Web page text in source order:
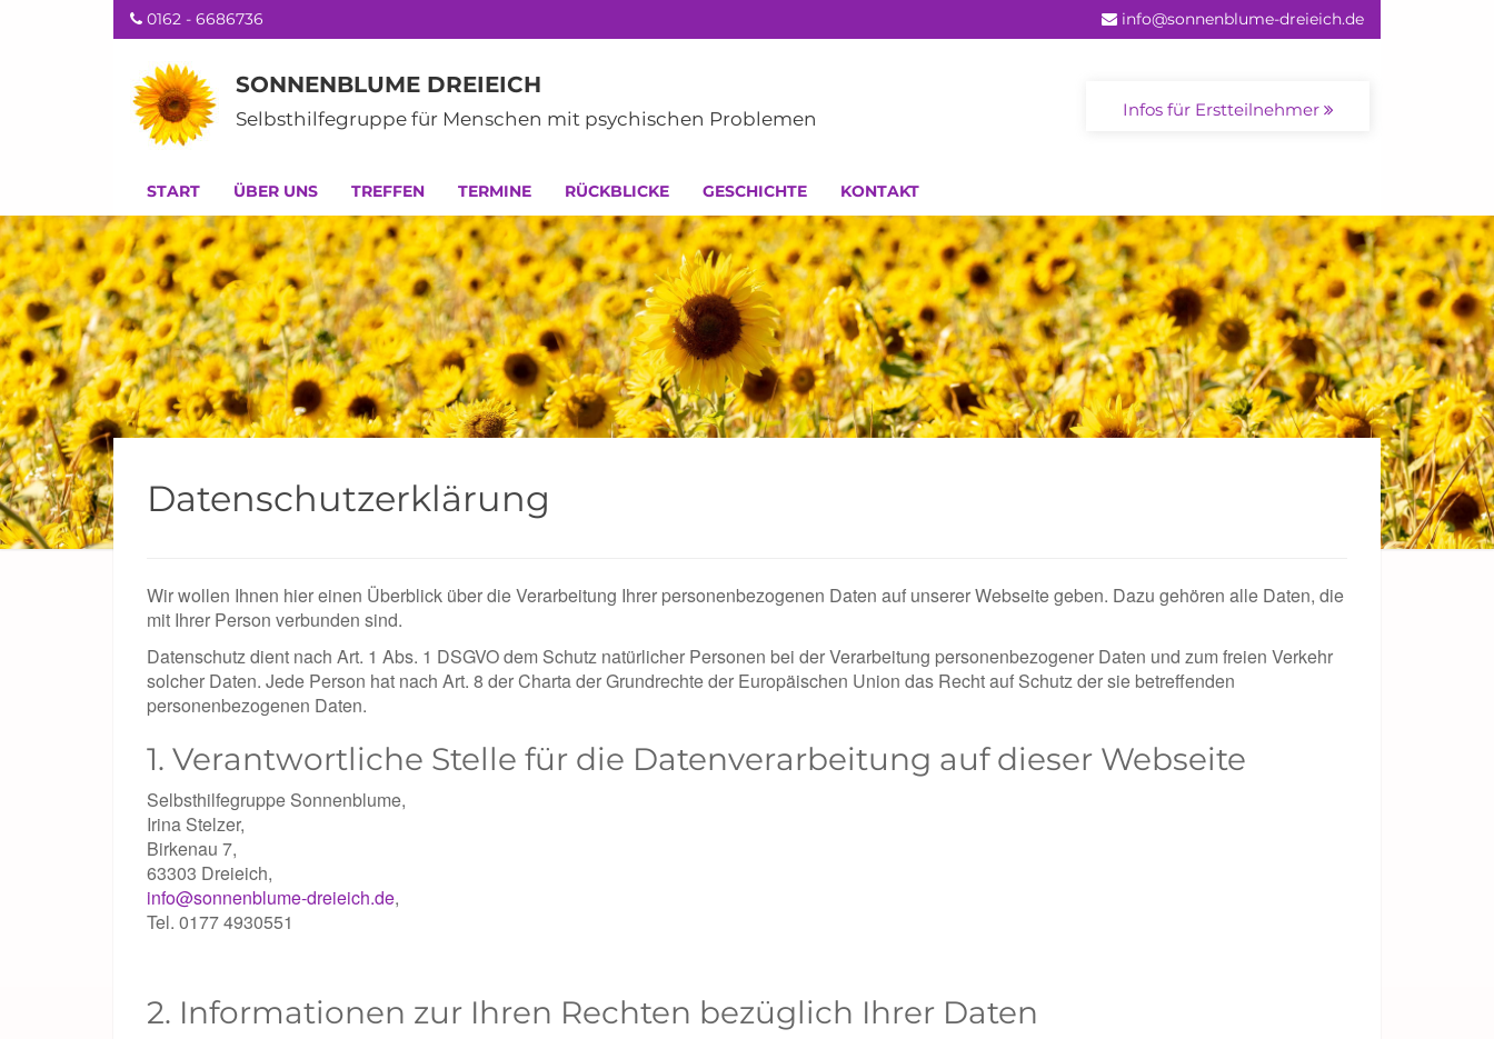
0162 - 6686736 info@sonnenblume-dreieich.de
SONNENBLUME DREIEICH
Selbsthilfegruppe für Menschen mit psychischen Problemen
START ÜBER UNS TREFFEN TERMINE RÜCKBLICKE GESCHICHTE KONTAKT
Infos für Erstteilnehmer
Datenschutzerklärung
Wir wollen Ihnen hier einen Überblick über die Verarbeitung Ihrer personenbezogenen Daten auf unserer Webseite geben. Dazu gehören alle Daten, die
mit Ihrer Person verbunden sind.
Datenschutz dient nach Art. 1 Abs. 1 DSGVO dem Schutz natürlicher Personen bei der Verarbeitung personenbezogener Daten und zum freien Verkehr
solcher Daten. Jede Person hat nach Art. 8 der Charta der Grundrechte der Europäischen Union das Recht auf Schutz der sie betreffenden
personenbezogenen Daten.
1. Verantwortliche Stelle für die Datenverarbeitung auf dieser Webseite
Selbsthilfegruppe Sonnenblume,
Irina Stelzer,
Birkenau 7,
63303 Dreieich,
info@sonnenblume-dreieich.de,
Tel. 0177 4930551
2. Informationen zur Ihren Rechten bezüglich Ihrer Daten